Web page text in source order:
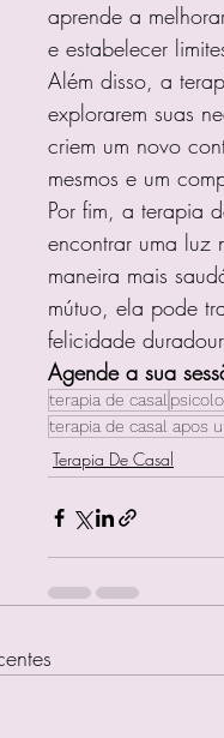
aprende a
e estabelecer
Além disso, a
explorarem suas
criem um novo
mesmos e um
Por fim, a terapia
encontrar uma luz
maneira mais
mútuo, ela pode
felicidade
Agende a sua
terapia de casal
terapia de casal apos
Terapia De Casal